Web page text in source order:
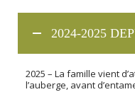
2024-2025
2025 – La famille vient
l’auberge, avant